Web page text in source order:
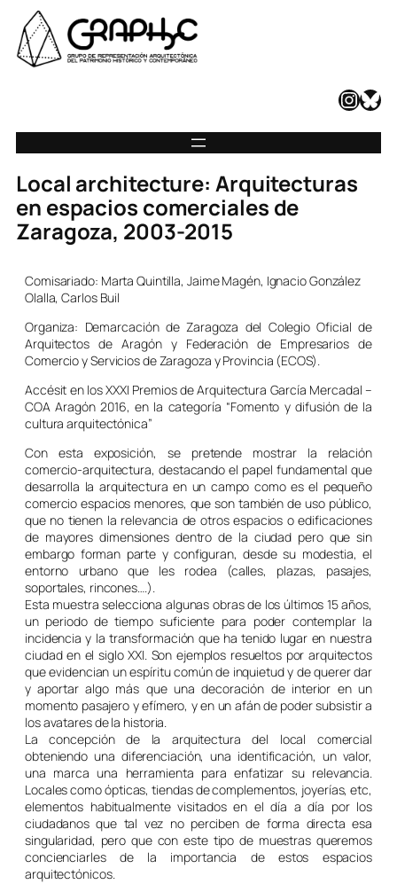
InstagramBluesky
Local architecture: Arquitecturas
en espacios comerciales de
Zaragoza, 2003-2015
Comisariado: Marta Quintilla, Jaime Magén, Ignacio González
Olalla, Carlos Buil
Organiza: Demarcación de Zaragoza del Colegio Oficial de
Arquitectos de Aragón y Federación de Empresarios de
Comercio y Servicios de Zaragoza y Provincia (ECOS).
Accésit en los XXXI Premios de Arquitectura García Mercadal –
COA Aragón 2016, en la categoría “Fomento y difusión de la
cultura arquitectónica”
Con esta exposición, se pretende mostrar la relación
comercio-arquitectura, destacando el papel fundamental que
desarrolla la arquitectura en un campo como es el pequeño
comercio espacios menores, que son también de uso público,
que no tienen la relevancia de otros espacios o edificaciones
de mayores dimensiones dentro de la ciudad pero que sin
embargo forman parte y configuran, desde su modestia, el
entorno urbano que les rodea (calles, plazas, pasajes,
soportales, rincones….).
Esta muestra selecciona algunas obras de los últimos 15 años,
un periodo de tiempo suficiente para poder contemplar la
incidencia y la transformación que ha tenido lugar en nuestra
ciudad en el siglo XXI. Son ejemplos resueltos por arquitectos
que evidencian un espíritu común de inquietud y de querer dar
y aportar algo más que una decoración de interior en un
momento pasajero y efímero, y en un afán de poder subsistir a
los avatares de la historia.
La concepción de la arquitectura del local comercial
obteniendo una diferenciación, una identificación, un valor,
una marca una herramienta para enfatizar su relevancia.
Locales como ópticas, tiendas de complementos, joyerías, etc,
elementos habitualmente visitados en el día a día por los
ciudadanos que tal vez no perciben de forma directa esa
singularidad, pero que con este tipo de muestras queremos
concienciarles de la importancia de estos espacios
arquitectónicos.